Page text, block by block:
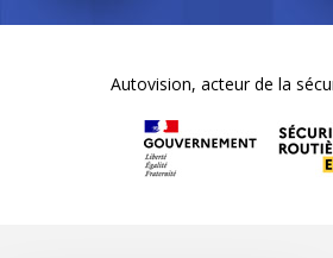
Autovision, acteur de la